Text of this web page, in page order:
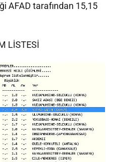
AFAD tarafından 15,15
LİSTESİ